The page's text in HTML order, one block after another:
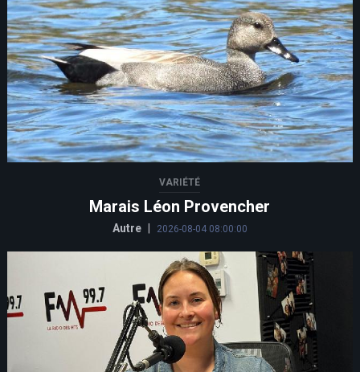
VARIÉTÉ
Marais Léon Provencher
Autre 2026-08-04 08:00:00